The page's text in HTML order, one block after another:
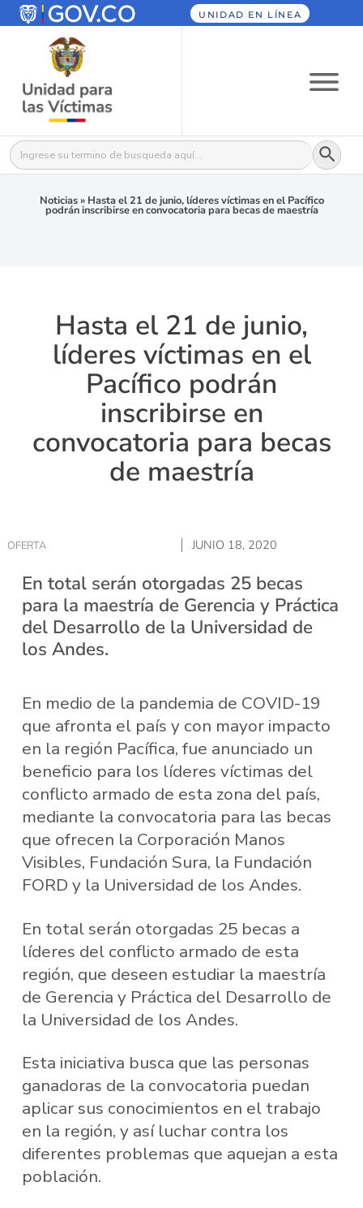
UNIDAD EN LÍNEA
Buscar: Botón
Noticias» Hasta el 21 de junio, líderes víctimas en el Pacífico
podrán inscribirse en convocatoria para becas de maestría
Hasta el 21 de junio,
líderes víctimas en el
Pacífico podrán
inscribirse en
convocatoria para becas
de maestría
OFERTA JUNIO 18, 2020
En total serán otorgadas 25 becas
para la maestría de Gerencia y Práctica
del Desarrollo de la Universidad de
los Andes.
En medio de la pandemia de COVID-19
que afronta el país y con mayor impacto
en la región Pacífica, fue anunciado un
beneficio para los líderes víctimas del
conflicto armado de esta zona del país,
mediante la convocatoria para las becas
que ofrecen la Corporación Manos
Visibles, Fundación Sura, la Fundación
FORD y la Universidad de los Andes.
En total serán otorgadas 25 becas a
líderes del conflicto armado de esta
región, que deseen estudiar la maestría
de Gerencia y Práctica del Desarrollo de
la Universidad de los Andes.
Esta iniciativa busca que las personas
ganadoras de la convocatoria puedan
aplicar sus conocimientos en el trabajo
en la región, y así luchar contra los
diferentes problemas que aquejan a esta
población.